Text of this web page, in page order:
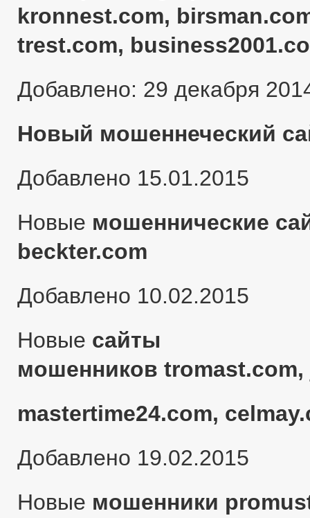
kronnest.com,
trest.com,
Добавлено: 29 декабря
Новый мошеннеческий
Добавлено 15.01.2015
Новые мошеннические
beckter.com
Добавлено 10.02.2015
Новые сайты
мошенников
mastertime24.com,
Добавлено 19.02.2015
Новые мошенники